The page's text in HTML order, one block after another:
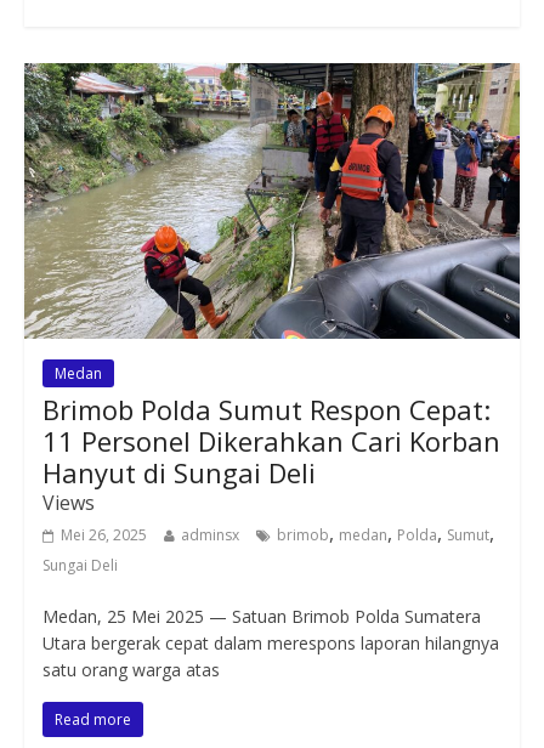
Medan
Brimob Polda Sumut Respon Cepat:
11 Personel Dikerahkan Cari Korban
Hanyut di Sungai Deli
Views
Mei 26, 2025 adminsx brimob, medan, Polda, Sumut,
Sungai Deli
Medan, 25 Mei 2025 — Satuan Brimob Polda Sumatera
Utara bergerak cepat dalam merespons laporan hilangnya
satu orang warga atas
Read more